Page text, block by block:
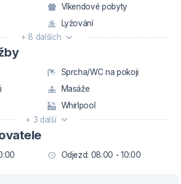
Víkendové pobyty
Lyžování
+ 8 dalších
Sprcha/WC na pokoji
Masáže
Whirlpool
+ 3 další
Odjezd: 08:00 - 10:00